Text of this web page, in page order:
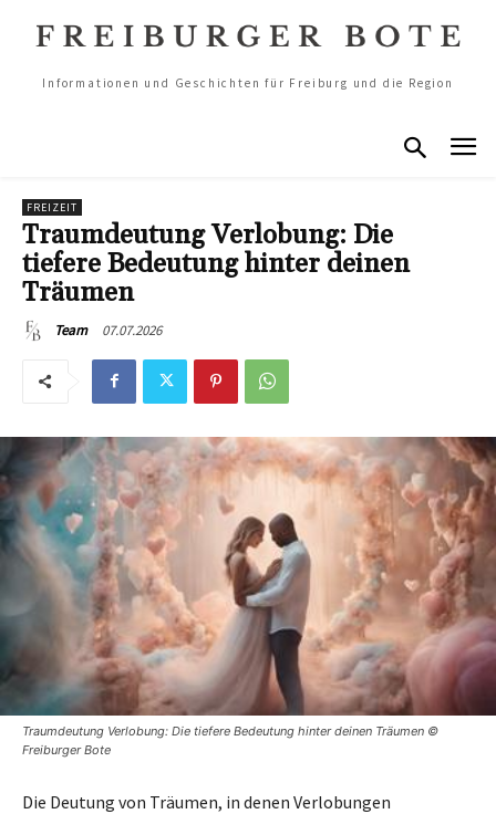
Informationen und Geschichten für Freiburg und die Region
FREIZEIT
Traumdeutung Verlobung: Die
tiefere Bedeutung hinter deinen
Träumen
Team 07.07.2026
Traumdeutung Verlobung: Die tiefere Bedeutung hinter deinen Träumen ©
Freiburger Bote
Die Deutung von Träumen, in denen Verlobungen